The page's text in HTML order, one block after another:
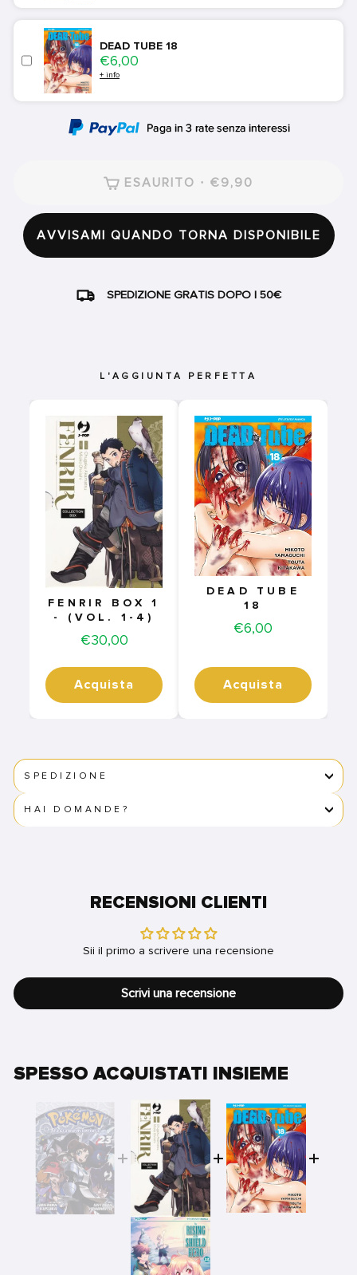
DEAD TUBE 18
Price
€6,00
+ info
ESAURITO · €9,90
AVVISAMI QUANDO TORNA DISPONIBILE
SPEDIZIONE GRATIS DOPO I 50€
L'AGGIUNTA PERFETTA
FENRIR BOX 1
- (VOL. 1-4)
Price
€30,00
Acquista
DEAD TUBE
18
Price
€6,00
Acquista
SPEDIZIONE
HAI DOMANDE?
RECENSIONI CLIENTI
Sii il primo a scrivere una recensione
Scrivi una recensione
SPESSO ACQUISTATI INSIEME